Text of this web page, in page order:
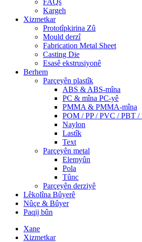
FAQs
Kargeh
Xizmetkar
Prototîpkirina Zû
Mould derzî
Fabrication Metal Sheet
Casting Die
Esasê ekstrusiyonê
Berhem
Parçeyên plastîk
ABS & ABS-mîna
PC & mîna PC-yê
PMMA & PMMA-mîna
POM / PP / PVC / PBT /
Naylon
Lastîk
Text
Parçeyên metal
Elemyûn
Pola
Tûnc
Parçeyên derziyê
Lêkolîna Bûyerê
Nûçe & Bûyer
Paqij bûn
Xane
Xizmetkar